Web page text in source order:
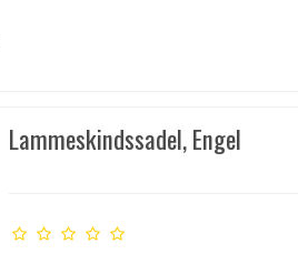
Lammeskindssadel, Engel